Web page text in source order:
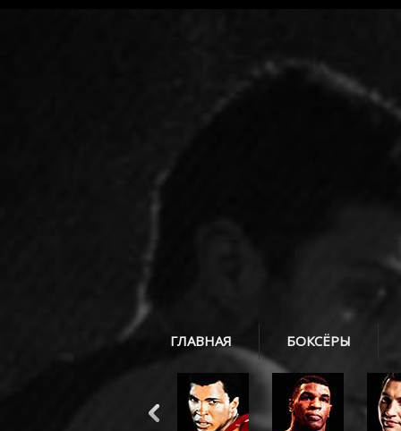
ГЛАВНАЯ БОКСЁРЫ